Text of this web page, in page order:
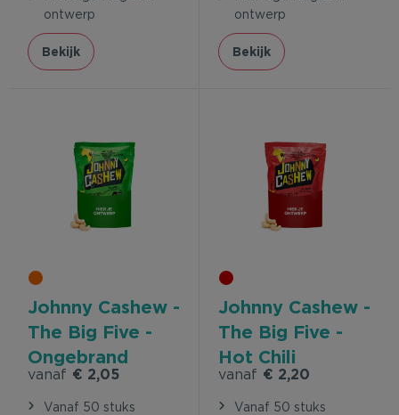
ontwerp
Bekijk
ontwerp
Bekijk
Johnny Cashew -
The Big Five -
Ongebrand
vanaf € 2,05
Vanaf 50 stuks
Johnny Cashew -
The Big Five -
Hot Chili
vanaf € 2,20
Vanaf 50 stuks